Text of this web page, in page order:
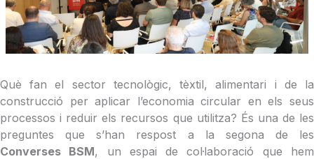
Què fan el sector tecnològic, tèxtil, alimentari i de la
construcció per aplicar l’economia circular en els seus
processos i reduir els recursos que utilitza? És una de les
preguntes que s’han respost a la segona de les
Converses BSM, un espai de col·laboració que hem